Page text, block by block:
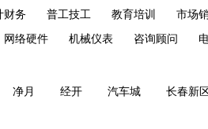
财务 普工技工 教育培训 市场
网络硬件 机械仪表 咨询顾问
净月 经开 汽车城 长春新